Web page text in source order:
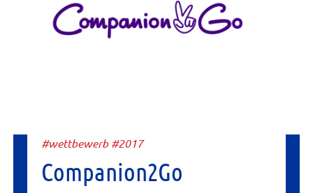
#wettbewerb #2017
Companion2Go